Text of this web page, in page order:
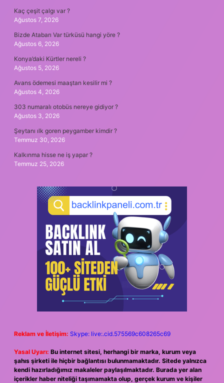
Kaç çeşit çalgı var ?
Ağustos 7, 2026
Bizde Atabarı Var türküsü hangi yöre ?
Ağustos 6, 2026
Konya’daki Kürtler nereli ?
Ağustos 5, 2026
Avans ödemesi maaştan kesilir mi ?
Ağustos 4, 2026
303 numaralı otobüs nereye gidiyor ?
Ağustos 3, 2026
Şeytanı ılk goren peygamber kimdir ?
Temmuz 30, 2026
Kalkınma hisse ne iş yapar ?
Temmuz 25, 2026
Reklam ve İletişim: Skype: live:.cid.575569c608265c69
Yasal Uyarı: Bu internet sitesi, herhangi bir marka, kurum veya
şahıs şirketi ile hiçbir bağlantısı bulunmamaktadır. Sitede yalnızca
kendi hazırladığımız makaleler paylaşılmaktadır. Burada yer alan
içerikler haber niteliği taşımamakta olup, gerçek kurum ve kişiler